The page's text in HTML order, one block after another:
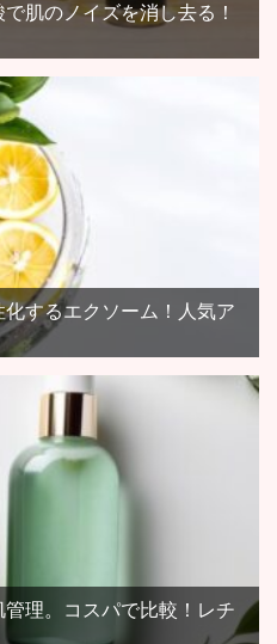
肌のノイズを消し去る！
化するエクソーム！人気ア
管理。コスパで比較！レチ